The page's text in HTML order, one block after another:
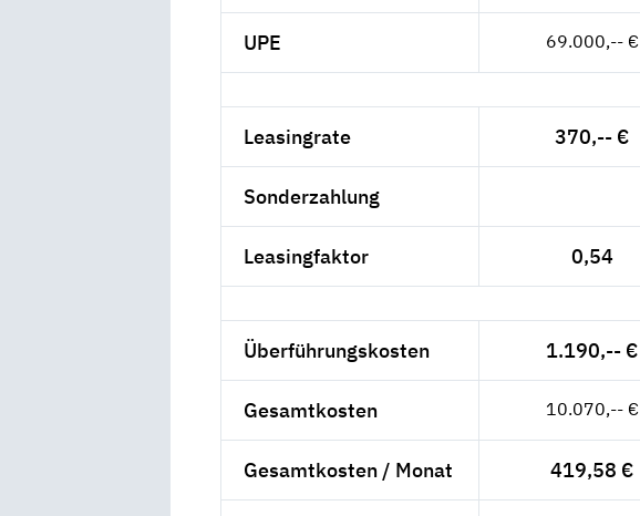
UPE 69.000,-- €
Leasingrate 370,-- €
Sonderzahlung
Leasingfaktor 0,54
Überführungskosten 1.190,-- €
Gesamtkosten 10.070,-- €
Gesamtkosten / Monat 419,58 €